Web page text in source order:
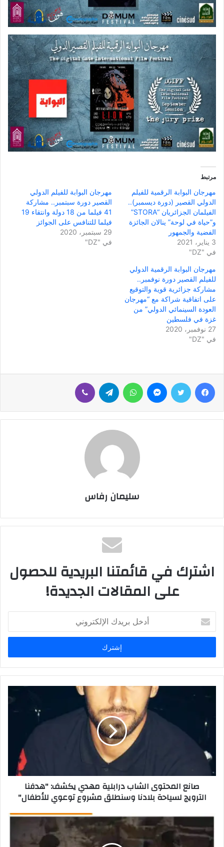
مرتبط
مهرجان البوابة الرقمية للفيلم
الدولي القصير (دورة ديسمبر)..
الفيلمان الجزائريان “STORA”
و”حياة في لوحة” ينالان الجائزة
الفضية والجمهور
3 يناير، 2021
في "DZ"
مهرجان البوابة للفيلم الدولي
القصير دورة سبتمبر.. مشاركة
41 فيلما من 18 دولة وانتقاء 19
فيلما للتنافس على الجوائز
29 سبتمبر، 2020
في "DZ"
مهرجان البوابة الرقمية الدولي
للفيلم القصير دورة نوفمبر..
مشاركة جزائرية قوية والتوقيع
على اتفاقية شراكة مع “مهرجان
العودة السينمائي الدولي” من
غزة في فلسطين
27 نوفمبر، 2020
في "DZ"
فيسبوك تويتر ماسنجر واتساب تيلقرام
سليمان رفاس
اشترك في قائمتنا البريدية للحصول
على المقالات الجديدة!
بريدك
الإلكتروني
صانع المحتوى الشاب درابلية مهدي يكشف: "هدفنا
الترويج لسياحة بلادنا وسنطلق مشروع توعوي للأطفال"